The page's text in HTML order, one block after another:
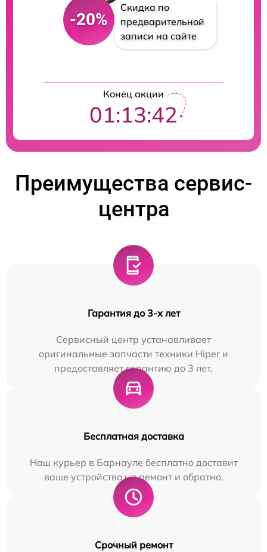
-20%
Скидка по
предварительной
записи на сайте
Конец акции
01:13:41
Преимущества сервис-
центра
Гарантия до 3-х лет
Сервисный центр устанавливает
оригинальные запчасти техники Hiper и
предоставляет гарантию до 3 лет.
Бесплатная доставка
Наш курьер в Барнауле бесплатно доставит
ваше устройство на ремонт и обратно.
Срочный ремонт